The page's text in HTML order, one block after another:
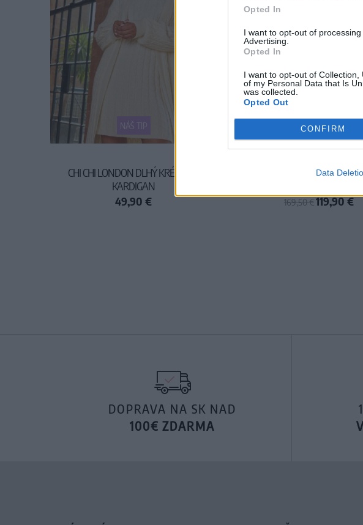
Opted In
I want to opt-out of
Advertising.
Opted In
I want to opt-out of
of my Personal Data that Is
was collected.
Opted Out
CONFIRM
Data
NÁŠ TIP
CHI CHI LONDON DLHÝ KRÉMOVÝ
KARDIGAN
49,90 €
VÝPREDAJ -29%
TANTE BETSY ZELENÝ
169,50 €119,90 €
DOPRAVA NA SK NAD
100€ ZDARMA